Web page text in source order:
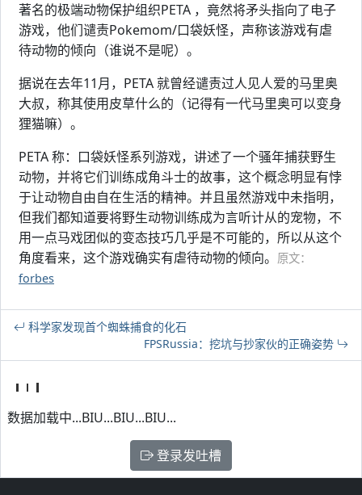
著名的极端动物保护组织PETA ，竟然将矛头指向了电子
游戏，他们谴责Pokemom/口袋妖怪，声称该游戏有虐
待动物的倾向（谁说不是呢）。
据说在去年11月，PETA 就曾经谴责过人见人爱的马里奥
大叔，称其使用皮草什么的（记得有一代马里奥可以变身
狸猫嘛）。
PETA 称：口袋妖怪系列游戏，讲述了一个骚年捕获野生
动物，并将它们训练成角斗士的故事，这个概念明显有悖
于让动物自由自在生活的精神。并且虽然游戏中未指明，
但我们都知道要将野生动物训练成为言听计从的宠物，不
用一点马戏团似的变态技巧几乎是不可能的，所以从这个
角度看来，这个游戏确实有虐待动物的倾向。 原文：
forbes
科学家发现首个蜘蛛捕食的化石
FPSRussia：挖坑与抄家伙的正确姿势
数据加载中...BIU...BIU...BIU...
登录发吐槽